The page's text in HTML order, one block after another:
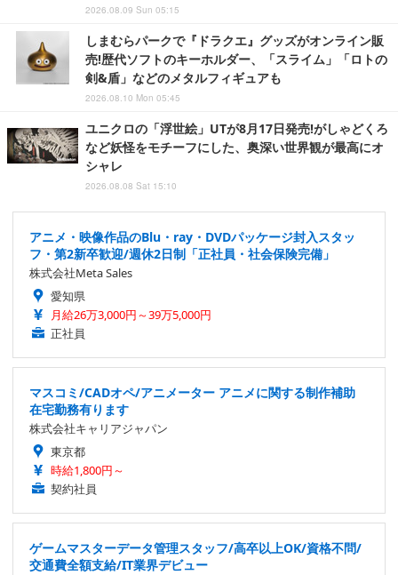
2026.08.09 Sun 05:15
しまむらパークで『ドラクエ』グッズがオンライン販
売!歴代ソフトのキーホルダー、「スライム」「ロトの
剣&盾」などのメタルフィギュアも
2026.08.10 Mon 05:45
ユニクロの「浮世絵」UTが8月17日発売!がしゃどくろ
など妖怪をモチーフにした、奥深い世界観が最高にオ
シャレ
2026.08.08 Sat 15:10
アニメ・映像作品のBlu・ray・DVDパッケージ封入スタッ
フ・第2新卒歓迎/週休2日制「正社員・社会保険完備」
株式会社Meta Sales
愛知県
月給26万3,000円～39万5,000円
正社員
マスコミ/CADオペ/アニメーター アニメに関する制作補助
在宅勤務有ります
株式会社キャリアジャパン
東京都
時給1,800円～
契約社員
ゲームマスターデータ管理スタッフ/高卒以上OK/資格不問/
交通費全額支給/IT業界デビュー